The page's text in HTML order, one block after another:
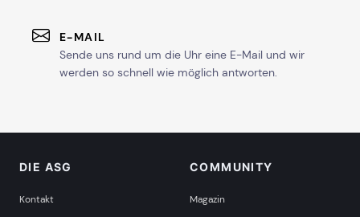
E-MAIL
Sende uns rund um die Uhr eine E-Mail und wir
werden so schnell wie möglich antworten.
DIE ASG
Kontakt
COMMUNITY
Magazin